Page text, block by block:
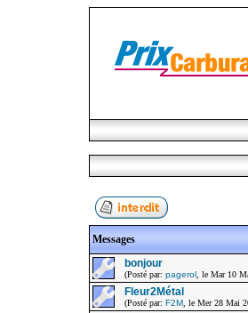
Messages
bonjour
(Posté par: pagerol , le Mar 10
Fleur2Métal
(Posté par: F2M , le Mer 28 Mai